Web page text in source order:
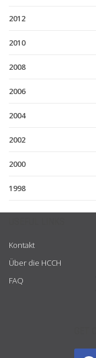
2012
2010
2008
2006
2004
2002
2000
1998
Kontakt
Über die HCCH
FAQ